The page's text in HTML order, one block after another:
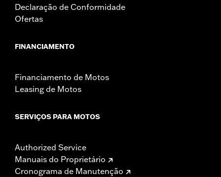
Declaração de Conformidade
Ofertas
FINANCIAMENTO
Financiamento de Motos
Leasing de Motos
SERVIÇOS PARA MOTOS
Authorized Service
Manuais do Proprietário
Cronograma de Manutenção